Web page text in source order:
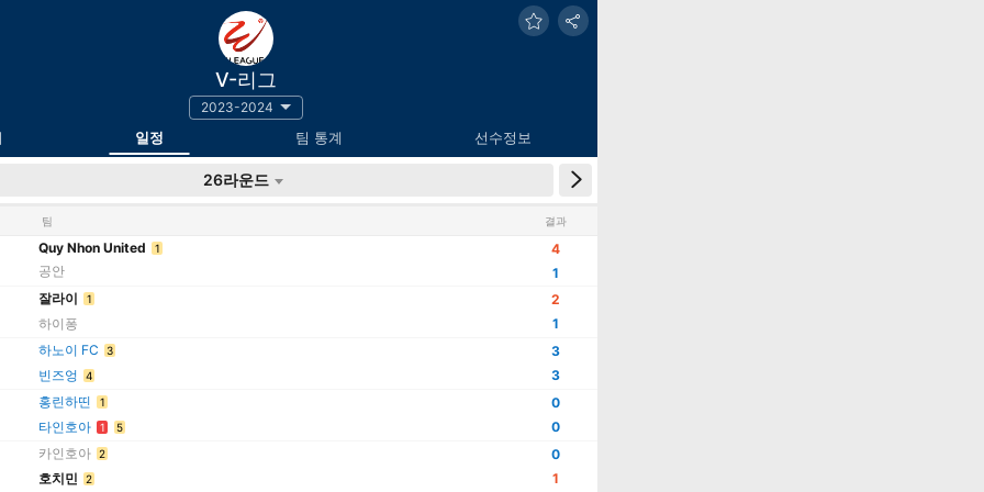
V-리그
2023-2024
일정 팀 통계 선수정보
26라운드
팀 결과
Quy Nhon United 1
공안
4
1
잘라이
1
하이퐁
2
1
하노이 FC
3
빈즈엉 4
3
3
홍린하띤
1
타인호아 1 5
0
0
카인호아 2
호치민 2
0
1